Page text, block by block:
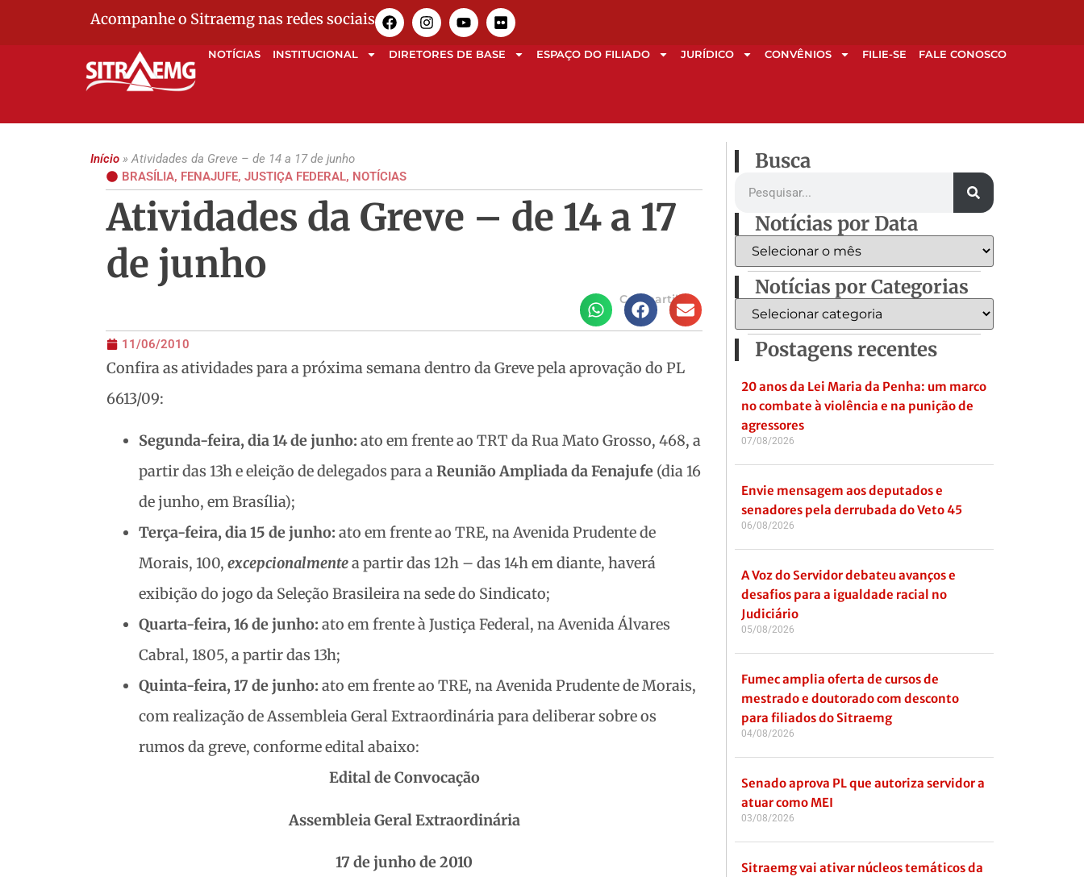
Acompanhe o Sitraemg nas redes sociais
NOTÍCIAS INSTITUCIONAL DIRETORES DE BASE ESPAÇO DO FILIADO JURÍDICO CONVÊNIOS FILIE-SE FALE CONOSCO
Início »Atividades da Greve – de 14 a 17 de junho
BRASÍLIA, FENAJUFE, JUSTIÇA FEDERAL, NOTÍCIAS
Atividades da Greve – de 14 a 17
de junho
Compartilhe
11/06/2010
Confira as atividades para a próxima semana dentro da Greve pela aprovação do PL
6613/09:
Segunda-feira, dia 14 de junho: ato em frente ao TRT da Rua Mato Grosso, 468, a
partir das 13h e eleição de delegados para aReunião Ampliada da Fenajufe (dia 16
de junho, em Brasília);
Terça-feira, dia 15 de junho: ato em frente ao TRE, na Avenida Prudente de
Morais, 100, excepcionalmentea partir das 12h – das 14h em diante, haverá
exibição do jogo da Seleção Brasileira na sede do Sindicato;
Quarta-feira, 16 de junho: ato em frente à Justiça Federal, na Avenida Álvares
Cabral, 1805, a partir das 13h;
Quinta-feira, 17 de junho: ato em frente ao TRE, na Avenida Prudente de Morais,
com realização de Assembleia Geral Extraordinária para deliberar sobre os
rumos da greve, conforme edital abaixo:
Edital de Convocação
Assembleia Geral Extraordinária
17 de junho de 2010
Busca
Notícias por Data
Notícias por Categorias
Postagens recentes
20 anos da Lei Maria da Penha: um marco
no combate à violência e na punição de
agressores
07/08/2026
Envie mensagem aos deputados e
senadores pela derrubada do Veto 45
06/08/2026
A Voz do Servidor debateu avanços e
desafios para a igualdade racial no
Judiciário
05/08/2026
Fumec amplia oferta de cursos de
mestrado e doutorado com desconto
para filiados do Sitraemg
04/08/2026
Senado aprova PL que autoriza servidor a
atuar como MEI
03/08/2026
Sitraemg vai ativar núcleos temáticos da